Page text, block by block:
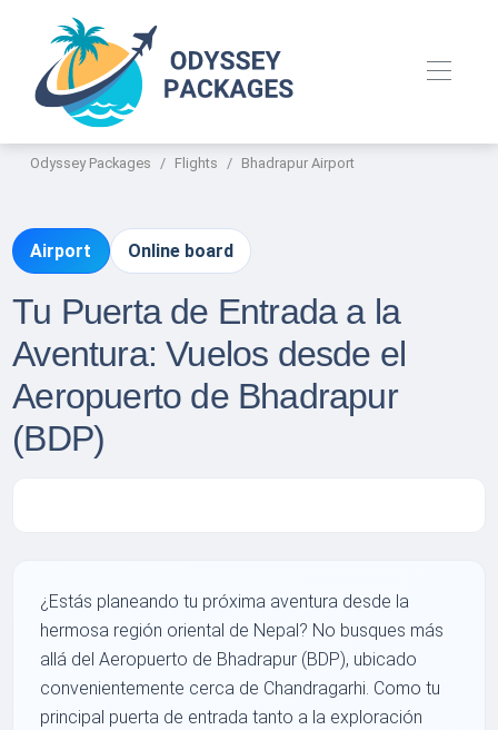
Odyssey Packages Flights Bhadrapur Airport
Airport Online board
Tu Puerta de Entrada a la
Aventura: Vuelos desde el
Aeropuerto de Bhadrapur
(BDP)
¿Estás planeando tu próxima aventura desde la
hermosa región oriental de Nepal? No busques más
allá del Aeropuerto de Bhadrapur (BDP), ubicado
convenientemente cerca de Chandragarhi. Como tu
principal puerta de entrada tanto a la exploración